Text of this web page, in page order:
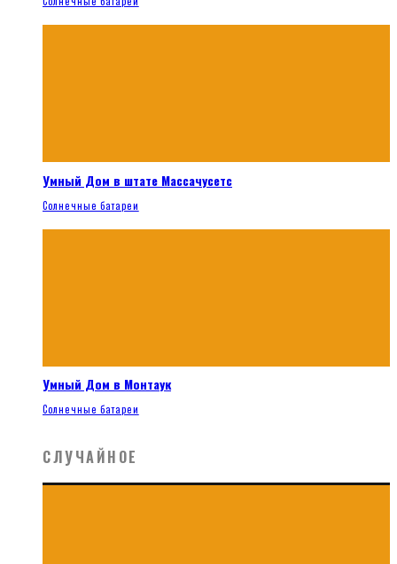
Умный Дом в штате Массачусетс
Солнечные батареи
Умный Дом в Монтаук
Солнечные батареи
СЛУЧАЙНОЕ